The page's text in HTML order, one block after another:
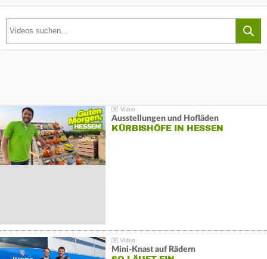
Ausstellungen und Hofläden
KÜRBISHÖFE IN HESSEN
Mini-Knast auf Rädern